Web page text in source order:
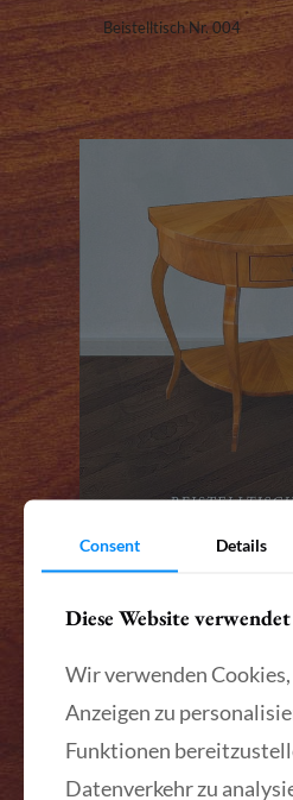
Beistelltisch Nr. 004
Beistelltisch Nr. 003
Beistelltisch Nr. 003
Consent Details
Diese Website
Wir verwenden
Anzeigen zu
Funktionen
Datenverkehr zu